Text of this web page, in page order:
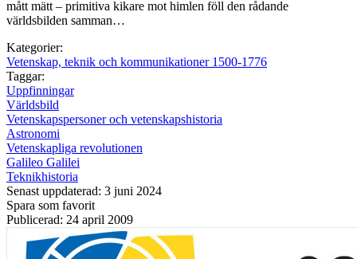
mått mätt – primitiva kikare mot himlen föll den rådande
världsbilden samman…
Kategorier:
Vetenskap, teknik och kommunikationer 1500-1776
Taggar:
Uppfinningar
Världsbild
Vetenskapspersoner och vetenskapshistoria
Astronomi
Vetenskapliga revolutionen
Galileo Galilei
Teknikhistoria
Senast uppdaterad: 3 juni 2024
Spara som favorit
Publicerad: 24 april 2009